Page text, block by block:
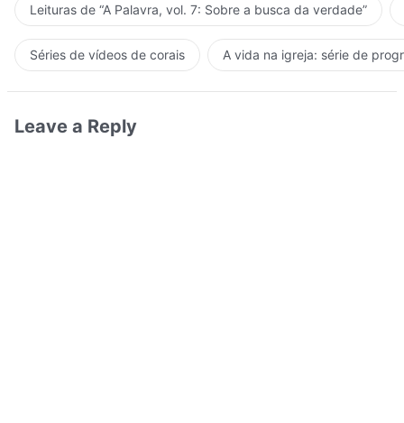
Leituras de “A Palavra, vol. 7: Sobre a busca da verdade”
Séries de vídeos de corais A vida na igreja: série de
Leave a Reply